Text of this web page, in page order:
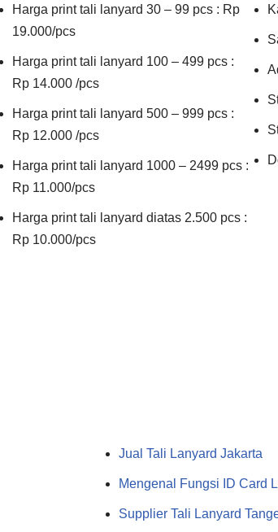
Harga print tali lanyard 30 – 99 pcs : Rp
19.000/pcs
Harga print tali lanyard 100 – 499 pcs :
Rp 14.000 /pcs
Harga print tali lanyard 500 – 999 pcs :
Rp 12.000 /pcs
Harga print tali lanyard 1000 – 2499 pcs :
Rp 11.000/pcs
Harga print tali lanyard diatas 2.500 pcs :
Rp 10.000/pcs
Jual Tali Lanyard Jakarta
Mengenal Fungsi ID Card
Supplier Tali Lanyard